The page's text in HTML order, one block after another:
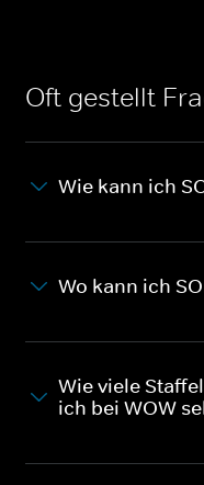
Oft gestellt
Wie kann ich
Wo kann ich
Wie viele
ich bei WOW